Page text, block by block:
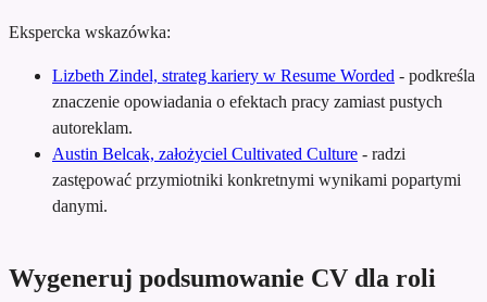
Ekspercka wskazówka:
Lizbeth Zindel, strateg kariery w Resume Worded - podkreśla
znaczenie opowiadania o efektach pracy zamiast pustych
autoreklam.
Austin Belcak, założyciel Cultivated Culture - radzi
zastępować przymiotniki konkretnymi wynikami popartymi
danymi.
Wygeneruj podsumowanie CV dla roli